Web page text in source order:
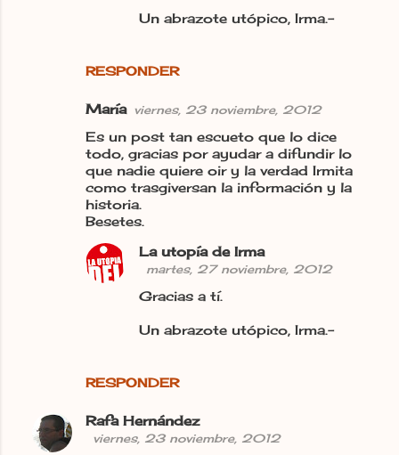
RESPONDER
Un abrazote utópico, Irma.-
María viernes, 23 noviembre, 2012
Es un post tan escueto que lo dice
todo, gracias por ayudar a difundir lo
que nadie quiere oir y la verdad Irmita
como trasgiversan la información y la
historia.
Besetes.
RESPONDER
La utopía de Irma
martes, 27 noviembre, 2012
Gracias a tí.
Un abrazote utópico, Irma.-
Rafa Hernández
viernes, 23 noviembre, 2012